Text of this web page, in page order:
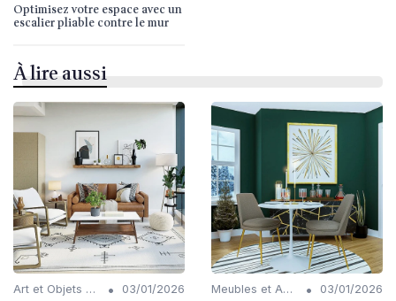
Optimisez votre espace avec un
escalier pliable contre le mur
À lire aussi
Art et Objets Décoratifs • 03/01/2026 Meubles et Accessoires • 03/01/2026